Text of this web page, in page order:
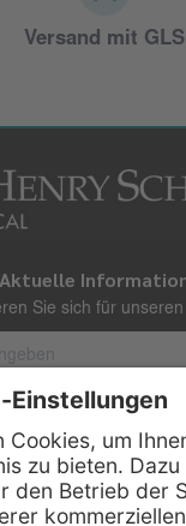
Versand mit GLS
Aktuelle
Sie sich für
Kontakt
Schein Medical
Schönbrunner Straße